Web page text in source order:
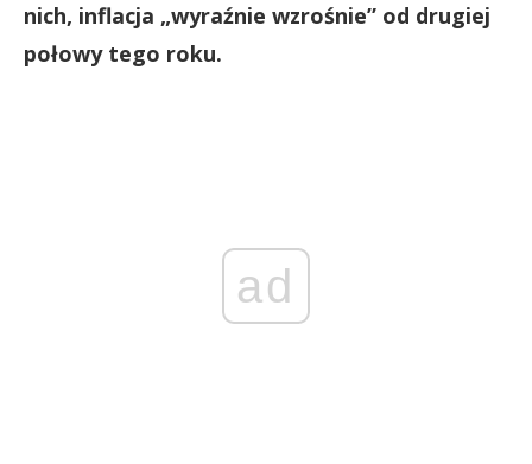
nich, inflacja „wyraźnie wzrośnie” od drugiej
połowy tego roku.
ad